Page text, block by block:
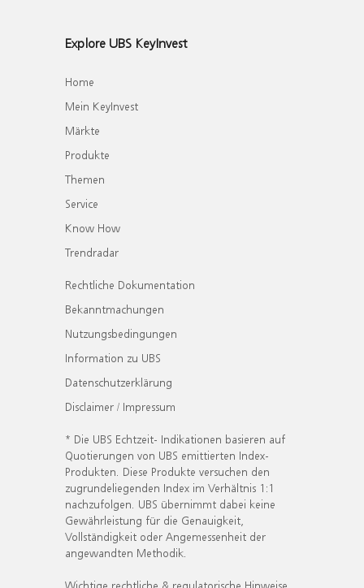
Explore UBS KeyInvest
Home
Mein KeyInvest
Märkte
Produkte
Themen
Service
Know How
Trendradar
Rechtliche Dokumentation
Bekanntmachungen
Nutzungsbedingungen
Information zu UBS
Datenschutzerklärung
Disclaimer / Impressum
* Die UBS Echtzeit- Indikationen basieren auf
Quotierungen von UBS emittierten Index-
Produkten. Diese Produkte versuchen den
zugrundeliegenden Index im Verhältnis 1:1
nachzufolgen. UBS übernimmt dabei keine
Gewährleistung für die Genauigkeit,
Vollständigkeit oder Angemessenheit der
angewandten Methodik.